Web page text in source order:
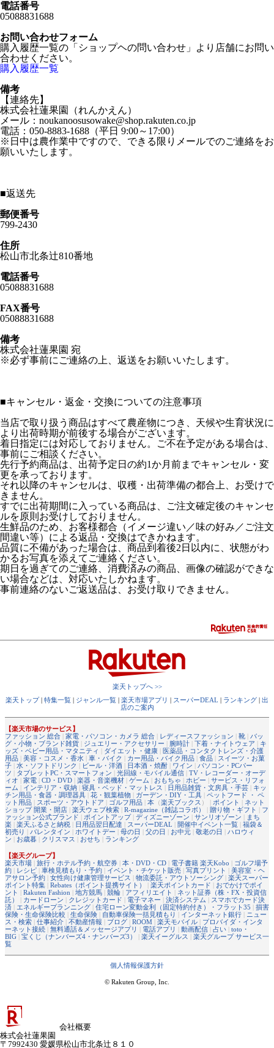
電話番号
05088831688
お問い合わせフォーム
購入履歴一覧の「ショップヘの問い合わせ」より店舗にお問い
合わせください。
購入履歴一覧
備考
【連絡先】
株式会社蓮果園（れんかえん）
メール：noukanoosusowake@shop.rakuten.co.jp
電話：050-8883-1688（平日 9:00～17:00）
※日中は農作業中ですので、できる限りメールでのご連絡をお
願いいたします。
■返送先
郵便番号
799-2430
住所
松山市北条辻810番地
電話番号
05088831688
FAX番号
05088831688
備考
株式会社蓮果園 宛
※必ず事前にご連絡の上、返送をお願いいたします。
■キャンセル・返金・交換についての注意事項
当店で取り扱う商品はすべて農産物につき、天候や生育状況に
より出荷時期が前後する場合がございます。
着日指定には対応しておりません。ご不在予定がある場合は、
事前にご相談ください。
先行予約商品は、出荷予定日の約1か月前までキャンセル・変
更を承っております。
それ以降のキャンセルは、収穫・出荷準備の都合上、お受けで
きません。
すでに出荷期間に入っている商品は、ご注文確定後のキャンセ
ルを原則お受けしておりません。
生鮮品のため、お客様都合（イメージ違い／味の好み／ご注文
間違い等）による返品・交換はできかねます。
品質に不備があった場合は、商品到着後2日以内に、状態がわ
かるお写真を添えてご連絡ください。
期日を過ぎてのご連絡、消費済みの商品、画像の確認ができな
い場合などは、対応いたしかねます。
事前連絡のないご返送品は、お受け取りできません。
楽天トップへ >>
楽天トップ| 特集一覧 | ジャンル一覧 | 楽天市場アプリ | スーパーDEAL | ランキング | 出
店のご案内
【楽天市場のサービス】
ファッション 総合 | 家電・パソコン・カメラ 総合 | レディースファッション | 靴 | バッ
グ・小物・ブランド雑貨 | ジュエリー・アクセサリー | 腕時計 | 下着・ナイトウェア | キ
ッズ・ベビー用品・マタニティ | ダイエット・健康 | 医薬品・コンタクトレンズ・介護
用品 | 美容・コスメ・香水 | 車・バイク | カー用品・バイク用品 | 食品 | スイーツ・お菓
子 | 水・ソフトドリンク | ビール・洋酒 | 日本酒・焼酎 | ワイン | パソコン・PCパー
ツ | タブレットPC・スマートフォン | 光回線・モバイル通信 | TV・レコーダー・オーデ
ィオ | 家電 | CD・DVD | 楽器・音楽機材 | ゲーム | おもちゃ | ホビー | サービス・リフォ
ーム | インテリア・収納 | 寝具・ベッド・マットレス | 日用品雑貨・文房具・手芸 | キッ
チン用品・食器・調理器具 | 花・観葉植物 | ガーデン・DIY・工具 | ペットフード ・ ペ
ット用品 | スポーツ・アウトドア | ゴルフ用品 | 本 （楽天ブックス ） | ポイント | ネット
ショップ 開業・開店 | 楽天ウェブ検索 | R-magazine（雑誌コラボ） | 贈り物・ギフト | フ
ァッション公式ブランド | ポイントアップ| ディズニーゾーン | サンリオゾーン | まち
楽 | 楽天ふるさと納税 | 日用品翌日配達 | スーパーDEAL | 開催中イベント一覧 | 福袋＆
初売り | バレンタイン | ホワイトデー | 母の日 | 父の日 | お中元 | 敬老の日 | ハロウィ
ン | お歳暮 | クリスマス | おせち | ランキング
【楽天グループ】
楽天市場 | 旅行・ホテル予約・航空券 | 本・DVD・CD | 電子書籍 楽天Kobo | ゴルフ場予
約 | レシピ | 車検見積もり・予約 | イベント・チケット販売 | 写真プリント | 美容室・ヘ
アサロン予約 | 女性向け健康管理サービス | 物流委託・アウトソーシング | 楽天スーパー
ポイント特集 | Rebates（ポイント提携サイト） | 楽天ポイントカード | おでかけでポイ
ント | Rakuten Fashion | 地方競馬 | 競輪 | アフィリエイト | ネット証券（株・FX・投資信
託）
| カードローン | クレジットカード | 電子マネー | 決済システム | スマホでカード決
済 | エネルギープランニング | 住宅ローン変動金利（固定特約付き）・フラット35 | 損害
保険・生命保険比較 | 生命保険 | 自動車保険一括見積もり | インターネット銀行 | ニュー
ス・検索 | 仕事紹介 | 不動産情報 | ブログ | ROOM | 楽天モバイル | プロバイダ・インタ
ーネット接続 | 無料通話＆メッセージアプリ | 電話アプリ | 動画配信 | 占い | toto・
BIG | 宝くじ（ナンバーズ4・ナンバーズ3） | 楽天イーグルス | 楽天グループ サービス一
覧
個人情報保護方針
© Rakuten Group, Inc.
会社概要
株式会社蓮果園
〒7992430 愛媛県松山市北条辻８１０